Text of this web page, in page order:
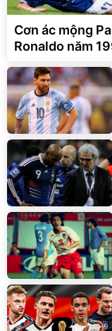
Cơn ác mộng
Ronaldo năm